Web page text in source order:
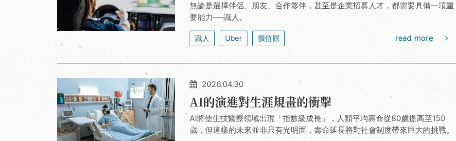
無論是選擇伴侶、朋友、合作夥伴，甚至是企業招募人才，都需要具備一項重
要能力──識人。
識人 Uber 價值觀 read more
2026.04.30
AI的演進對生涯規畫的衝擊
AI將使生技醫療領域出現「指數級成長」，人類平均壽命從80歲提高至150
歲，但這樣的未來並非只有光明面，壽命延長將對社會制度帶來巨大的挑戰。